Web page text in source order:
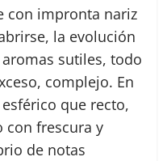
con impronta nariz
la evolución
sutiles, todo
complejo. En
que recto,
con frescura y
de notas